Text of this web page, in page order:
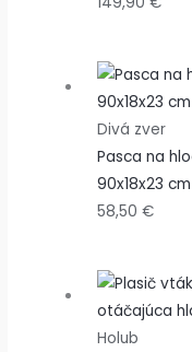
Divá zver
Pasca na
90x18x23
58,50€
Holub